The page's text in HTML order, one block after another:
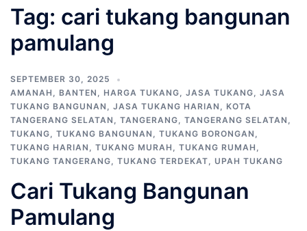
Tag: cari tukang bangunan
pamulang
SEPTEMBER 30, 2025
AMANAH , BANTEN , HARGA TUKANG, JASA TUKANG, JASA
TUKANG BANGUNAN , JASA TUKANG HARIAN , KOTA
TANGERANG SELATAN , TANGERANG, TANGERANG SELATAN ,
TUKANG, TUKANG BANGUNAN , TUKANG BORONGAN ,
TUKANG HARIAN , TUKANG MURAH , TUKANG RUMAH ,
TUKANG TANGERANG, TUKANG TERDEKAT, UPAH TUKANG
Cari Tukang Bangunan
Pamulang